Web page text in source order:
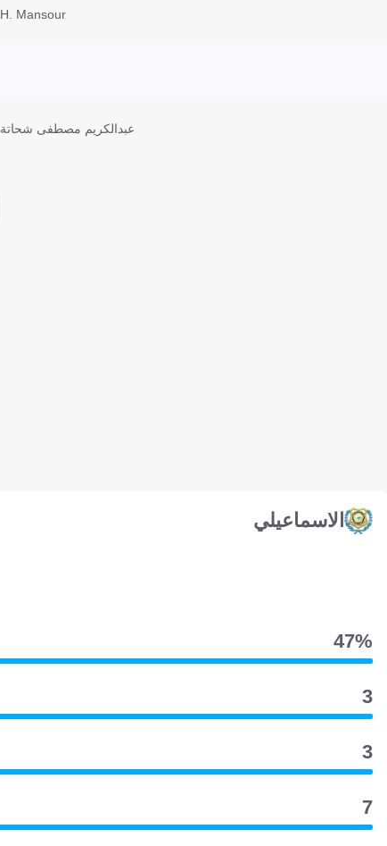
H. Mansour
عبدالكريم مصطفى شحاتة
الاسماعيلي
47‎%‎
3
3
7